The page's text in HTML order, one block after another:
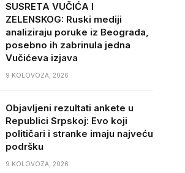
SUSRETA VUČIĆA I
ZELENSKOG: Ruski mediji
analiziraju poruke iz Beograda,
posebno ih zabrinula jedna
Vučićeva izjava
9 KOLOVOZA, 2026
Objavljeni rezultati ankete u
Republici Srpskoj: Evo koji
političari i stranke imaju najveću
podršku
9 KOLOVOZA, 2026